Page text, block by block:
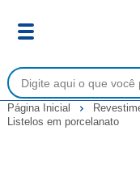
Página Inicial
Listelos em porcelanato